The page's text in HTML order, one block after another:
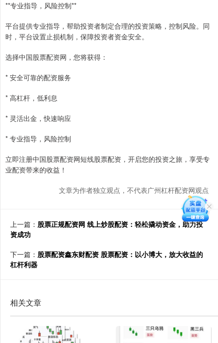
**专业指导，风险控制**
平台提供专业指导，帮助投资者制定合理的投资策略，控制风险。同
时，平台设置止损机制，保障投资者资金安全。
选择中国股票配资网，您将获得：
* 安全可靠的配资服务
* 高杠杆，低利息
* 灵活出金，快速响应
* 专业指导，风险控制
立即注册中国股票配资网短线股票配资，开启您的投资之旅，享受专
业配资带来的收益！
文章为作者独立观点，不代表广州杠杆配资网观点
上一篇： 股票正规配资网 线上炒股配资：轻松撬动资金，助力投
资成功
下一篇： 股票配资鑫东财配资 股票配资：以小博大，放大收益的
杠杆利器
相关文章